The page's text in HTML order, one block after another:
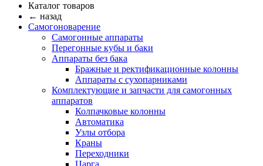
Каталог товаров
← назад
Самогоноварение
Самогонные аппараты
Перегонные кубы и баки
Аппараты без бака
Бражные и ректификационные колонны
Аппараты с сухопарниками
Комплектующие и запчасти для самогонных
аппаратов
Колпачковые колонны
Автоматика
Узлы отбора
Краны
Переходники
Царга